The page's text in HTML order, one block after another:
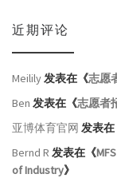
近期评论
Meilily发表在《志愿
Ben 发表在《志愿者
亚博体育官网 发表在
Bernd R 发表在《
of Industry》